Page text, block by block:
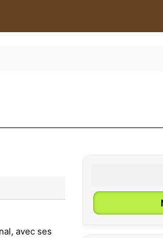
avec ses